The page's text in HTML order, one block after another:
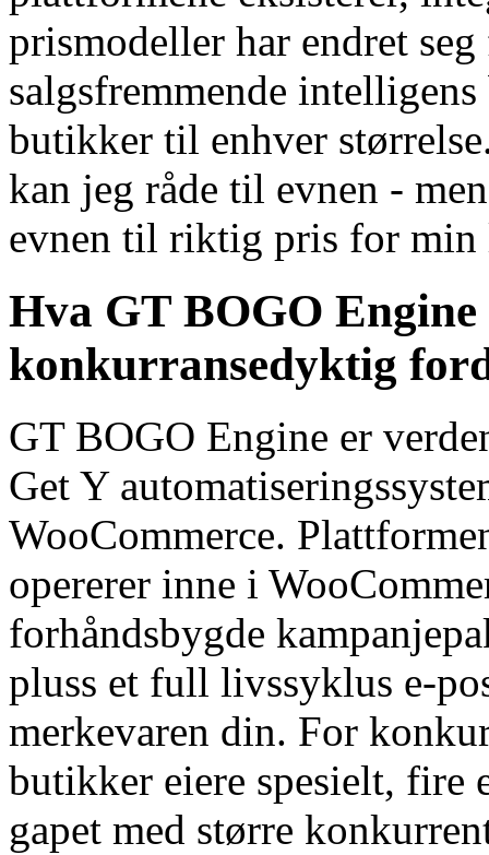
prismodeller har endret
salgsfremmende
butikker til enhver
kan jeg råde til evnen -
evnen til riktig pris for min
Hva GT BOGO
konkurransedyktig
GT BOGO Engine er
Get Y
WooCommerce.
opererer inne i
forhåndsbygde
pluss et full livssyklus e-
merkevaren din. For
butikker eiere spesielt, fire
gapet med større